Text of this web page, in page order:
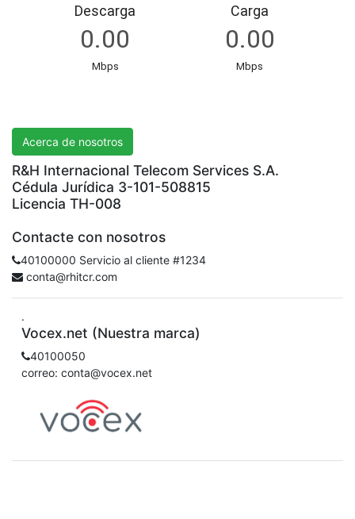
Acerca de nosotros
R&H Internacional Telecom Services S.A.
Cédula Jurídica 3-101-508815
Licencia TH-008
Contacte con nosotros
40100000 Servicio al cliente #1234
conta@rhitcr.com
.
Vocex.net (Nuestra marca)
40100050
correo: conta@vocex.net